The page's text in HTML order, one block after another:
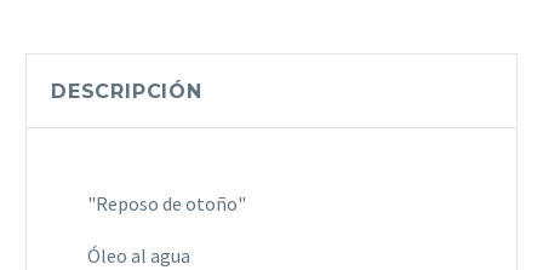
DESCRIPCIÓN
"Reposo de otoño"
Óleo al agua